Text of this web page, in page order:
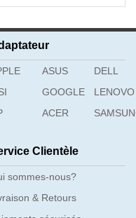
ASUS
DELL
GOOGLE
LENOVO
ACER
Clientèle
sommes-nous?
& Retours